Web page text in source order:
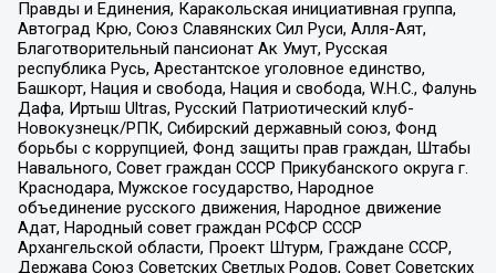
Правды и Единения, Каракольская инициативная группа,
Автоград Крю, Союз Славянских Сил Руси, Алля-Аят,
Благотворительный пансионат Ак Умут, Русская
республика Русь, Арестантское уголовное единство,
Башкорт, Нация и свобода, Нация и свобода, W.H.С., Фалунь
Дафа, Иртыш Ultras, Русский Патриотический клуб-
Новокузнецк/РПК, Сибирский державный союз, Фонд
борьбы с коррупцией, Фонд защиты прав граждан, Штабы
Навального, Совет граждан СССР Прикубанского округа г.
Краснодара, Мужское государство, Народное
объединение русского движения, Народное движение
Адат, Народный совет граждан РСФСР СССР
Архангельской области, Проект Штурм, Граждане СССР,
Держава Союз Советских Светлых Родов, Совет Советских